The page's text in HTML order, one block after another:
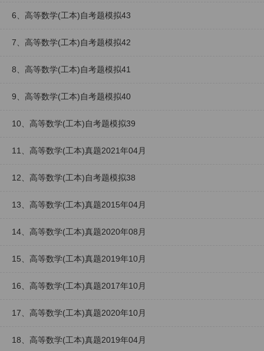
6、高等数学(工本)自考题模拟43
7、高等数学(工本)自考题模拟42
8、高等数学(工本)自考题模拟41
9、高等数学(工本)自考题模拟40
10、高等数学(工本)自考题模拟39
11、高等数学(工本)真题2021年04月
12、高等数学(工本)自考题模拟38
13、高等数学(工本)真题2015年04月
14、高等数学(工本)真题2020年08月
15、高等数学(工本)真题2019年10月
16、高等数学(工本)真题2017年10月
17、高等数学(工本)真题2020年10月
18、高等数学(工本)真题2019年04月